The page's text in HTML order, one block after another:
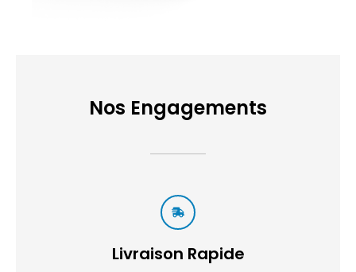
Nos Engagements
Livraison Rapide